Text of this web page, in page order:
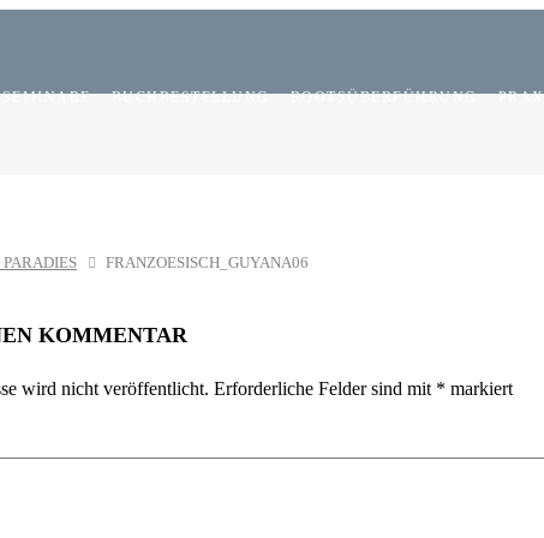
BUCHBESTELLUNG BOOTSÜBERFÜHRUNG
FRANZOESISCH_GUYANA06
KOMMENTAR
wird nicht veröffentlicht. Erforderliche Felder sind mit * markiert